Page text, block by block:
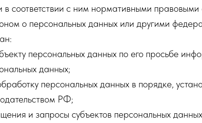
соответствии с ним нормативными
о персональных данных или другими
персональных данных по его просьбе
данных;
персональных данных в порядке,
РФ;
и запросы субъектов персональных